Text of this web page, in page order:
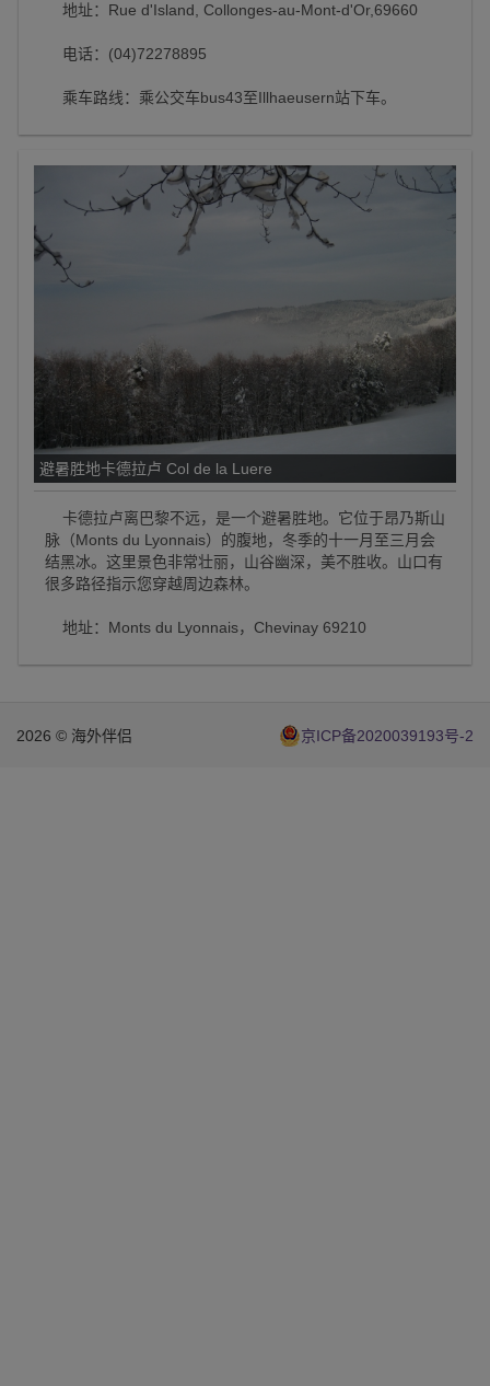
地址：Rue d'Island, Collonges-au-Mont-d'Or,69660
电话：(04)72278895
乘车路线：乘公交车bus43至Illhaeusern站下车。
避暑胜地卡德拉卢 Col de la Luere
卡德拉卢离巴黎不远，是一个避暑胜地。它位于昂乃斯山
脉（Monts du Lyonnais）的腹地，冬季的十一月至三月会
结黑冰。这里景色非常壮丽，山谷幽深，美不胜收。山口有
很多路径指示您穿越周边森林。
地址：Monts du Lyonnais，Chevinay 69210
2026 © 海外伴侣 京ICP备2020039193号-2